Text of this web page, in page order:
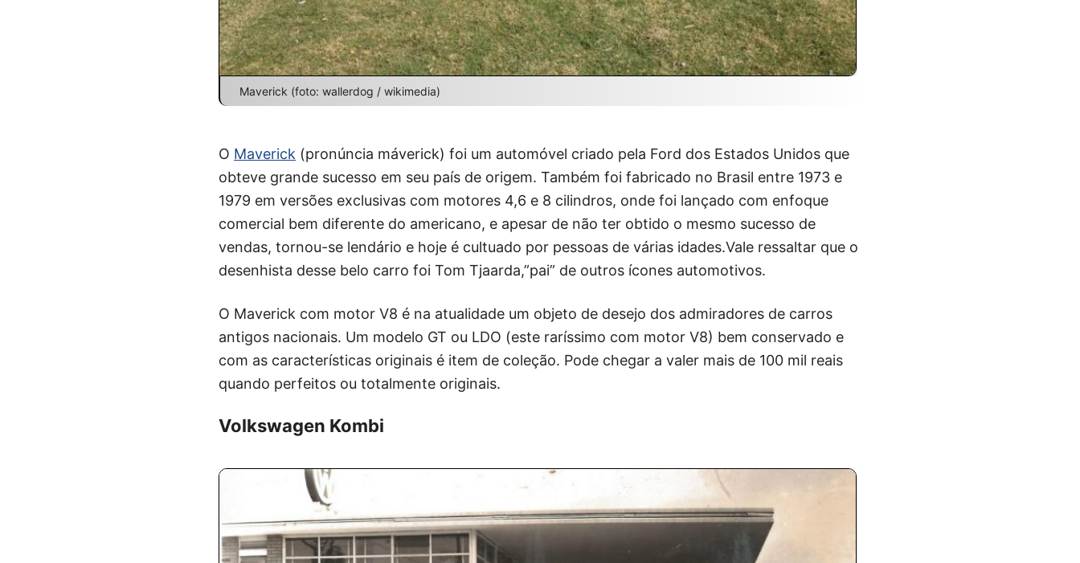
Maverick (foto: wallerdog / wikimedia)
O Maverick (pronúncia máverick) foi um automóvel criado pela Ford dos Estados Unidos que
obteve grande sucesso em seu país de origem. Também foi fabricado no Brasil entre 1973 e
1979 em versões exclusivas com motores 4,6 e 8 cilindros, onde foi lançado com enfoque
comercial bem diferente do americano, e apesar de não ter obtido o mesmo sucesso de
vendas, tornou-se lendário e hoje é cultuado por pessoas de várias idades.Vale ressaltar que o
desenhista desse belo carro foi Tom Tjaarda,”pai” de outros ícones automotivos.
O Maverick com motor V8 é na atualidade um objeto de desejo dos admiradores de carros
antigos nacionais. Um modelo GT ou LDO (este raríssimo com motor V8) bem conservado e
com as características originais é item de coleção. Pode chegar a valer mais de 100 mil reais
quando perfeitos ou totalmente originais.
Volkswagen Kombi